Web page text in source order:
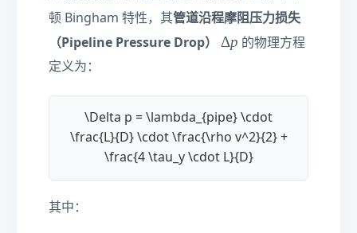
es
1
0
te
xt
{
M
P
a}
顿 Bingham 特性，其管道沿程摩阻压力损失
（Pipeline Pressure Drop） \
ta
p
Δp 的物理方程
定义为：
\Delta p = \lambda_{pipe} \cdot
\frac{L}{D} \cdot \frac{\rho v^2}{2} +
\frac{4 \tau_y \cdot L}{D}
其中：